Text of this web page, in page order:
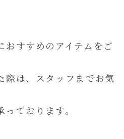
おすすめのアイテムをご
際は、スタッフまでお気
ております。